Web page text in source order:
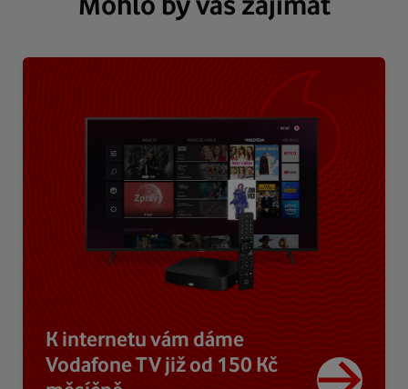
K internetu vám dáme
Vodafone TV již od 150 Kč